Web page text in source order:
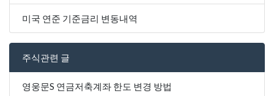
미국 연준 기준금리 변동내역
주식관련 글
영웅문S 연금저축계좌 한도 변경 방법